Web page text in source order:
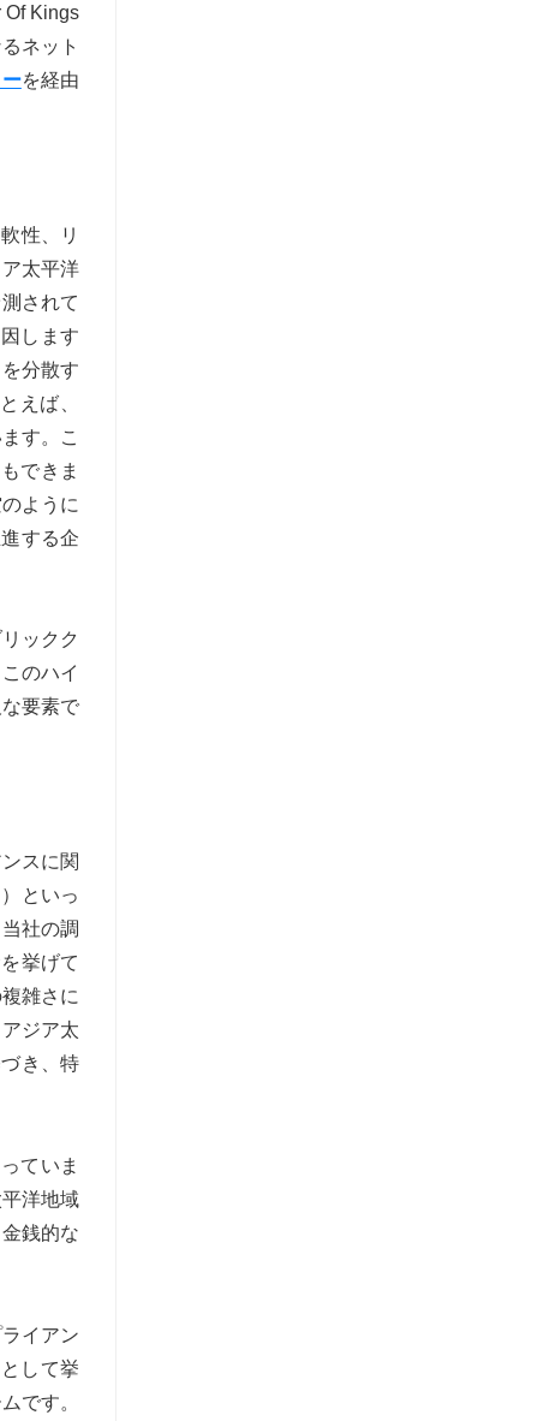
Of Kings
ネット
を経由
性、リ
太平洋
されて
します
分散す
えば、
す。こ
できま
ように
する企
ックク
のハイ
要素で
スに関
といっ
社の調
挙げて
雑さに
ジア太
き、特
ていま
洋地域
銭的な
イアン
して挙
です。